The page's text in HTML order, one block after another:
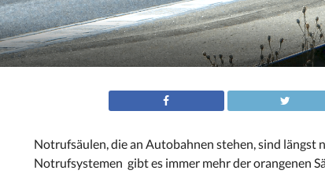
Notrufsäulen, die an Autobahnen stehen, sind
Notrufsystemen gibt es immer mehr der orangenen